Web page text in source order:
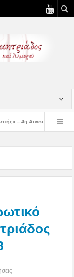
Παράκληση στην